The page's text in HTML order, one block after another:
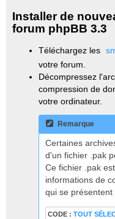
a
g
e
Installer de
forum phpBB 3.3
Téléchargez les
votre forum.
Décompressez
compression de
votre ordinateur.
Remarque
Certaines
d'un fichier .pak
Ce fichier .pak
informations de
qui se
CODE : TOUT